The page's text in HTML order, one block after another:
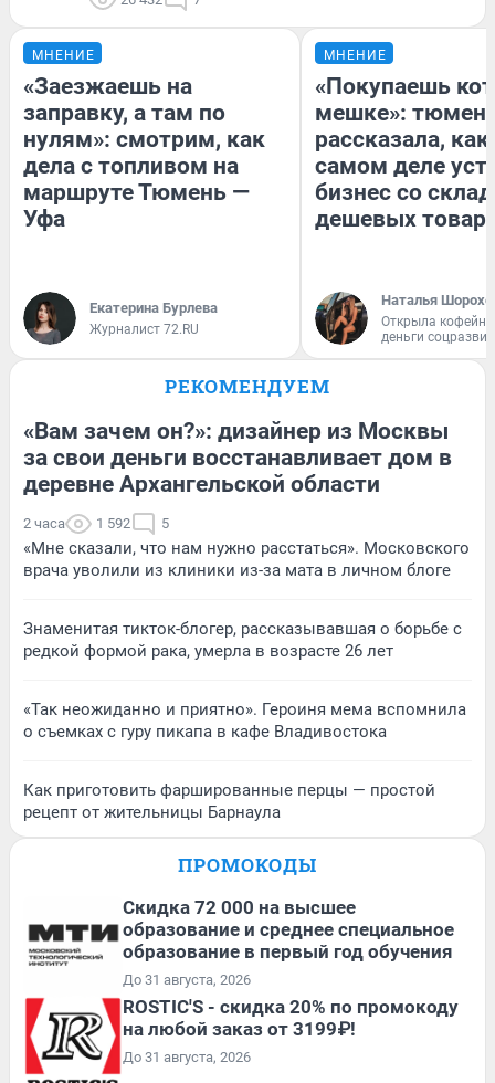
МНЕНИЕ
«Заезжаешь на
заправку, а там по
нулям»: смотрим, как
дела с топливом на
маршруте Тюмень —
Уфа
Екатерина Бурлева
Журналист 72.RU
МНЕНИЕ
«Покупаешь
мешке»:
рассказала, как
самом деле
бизнес со
дешевых
Наталья
Открыла
деньги
РЕКОМЕНДУЕМ
«Вам зачем он?»: дизайнер из Москвы
за свои деньги восстанавливает дом в
деревне Архангельской области
2 часа 1 592 5
«Мне сказали, что нам нужно расстаться». Московского
врача уволили из клиники из-за мата в личном блоге
Знаменитая тикток-блогер, рассказывавшая о борьбе с
редкой формой рака, умерла в возрасте 26 лет
«Так неожиданно и приятно». Героиня мема вспомнила
о съемках с гуру пикапа в кафе Владивостока
Как приготовить фаршированные перцы — простой
рецепт от жительницы Барнаула
ПРОМОКОДЫ
Скидка 72 000 на высшее
образование и среднее специальное
образование в первый год обучения
До 31 августа, 2026
ROSTIC'S - скидка 20% по промокоду
на любой заказ от 3199₽!
До 31 августа, 2026